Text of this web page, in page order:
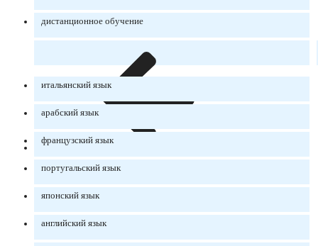
дистанционное обучение
итальянский язык
арабский язык
французский язык
португальский язык
японский язык
английский язык